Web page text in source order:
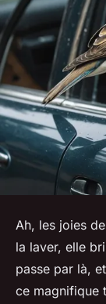
Ah, les joies
la laver, elle
passe par là,
ce magnifique